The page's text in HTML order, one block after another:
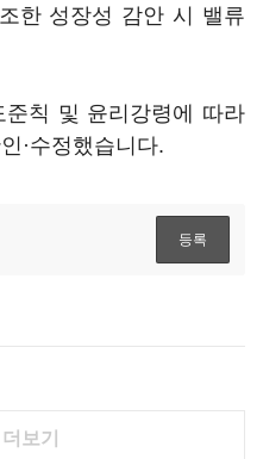
한 성장성 감안 시 밸류
칙 및 윤리강령에 따라
·수정했습니다.
보기